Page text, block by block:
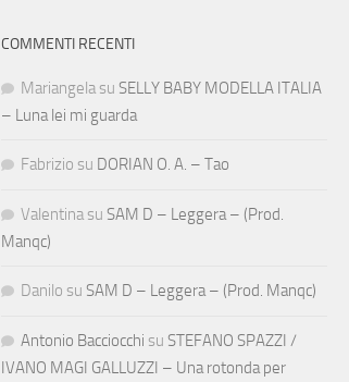
COMMENTI RECENTI
Mariangela su SELLY BABY MODELLA ITALIA
– Luna lei mi guarda
Fabrizio su DORIAN O. A. – Tao
Valentina su SAM D – Leggera – (Prod.
Manqc)
Danilo su SAM D – Leggera – (Prod. Manqc)
Antonio Bacciocchi su STEFANO SPAZZI /
IVANO MAGI GALLUZZI – Una rotonda per